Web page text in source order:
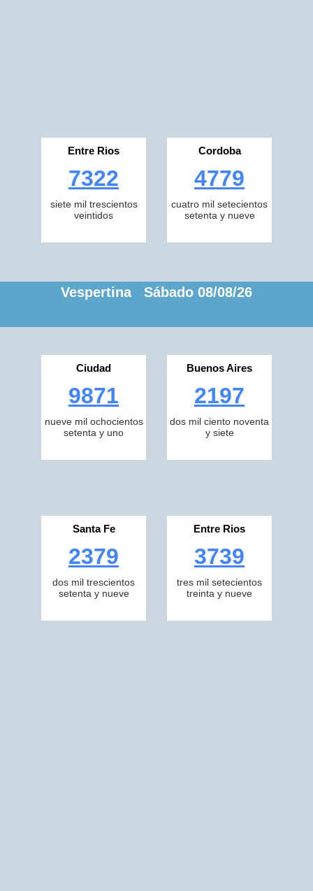
Entre Rios
7322
siete mil trescientos
veintidos
Cordoba
4779
cuatro mil setecientos
setenta y nueve
Vespertina Sábado 08/08/26
Ciudad
9871
nueve mil ochocientos
setenta y uno
Buenos Aires
2197
dos mil ciento noventa
y siete
Santa Fe
2379
dos mil trescientos
setenta y nueve
Entre Rios
3739
tres mil setecientos
treinta y nueve